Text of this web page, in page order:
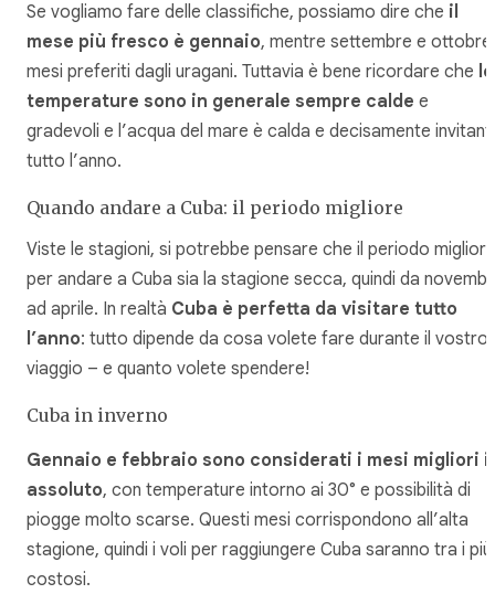
Se vogliamo fare delle classifiche, possiamo dire che il
mese più fresco è gennaio, mentre settembre e ottobre
mesi preferiti dagli uragani. Tuttavia è bene ricordare che le
temperature sono in generale sempre calde e
gradevoli e l’acqua del mare è calda e decisamente
tutto l’anno.
Quando andare a Cuba: il periodo migliore
Viste le stagioni, si potrebbe pensare che il periodo migliore
per andare a Cuba sia la stagione secca, quindi da
ad aprile. In realtà Cuba è perfetta da visitare tutto
l’anno: tutto dipende da cosa volete fare durante il vostro
viaggio – e quanto volete spendere!
Cuba in inverno
Gennaio e febbraio sono considerati i mesi migliori
assoluto, con temperature intorno ai 30° e possibilità di
piogge molto scarse. Questi mesi corrispondono all’alta
stagione, quindi i voli per raggiungere Cuba saranno tra i più
costosi.